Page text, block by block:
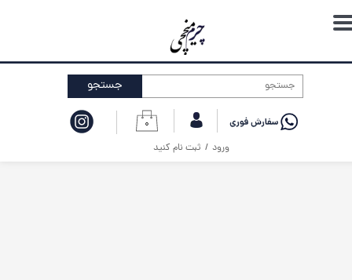
۰
ورود / ثبت نام کنید
حساب کاربری من
تغییر گذر واژه
خروج از حساب کاربری
جستجو